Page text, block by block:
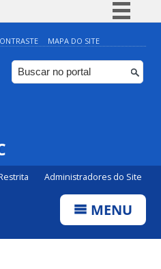
Simplifique!
Comunica BR
Participe
MAPA DO SITE
Administradores do Site
MENU